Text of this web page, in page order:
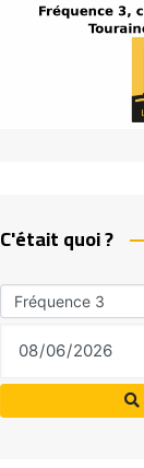
C'était quoi ?